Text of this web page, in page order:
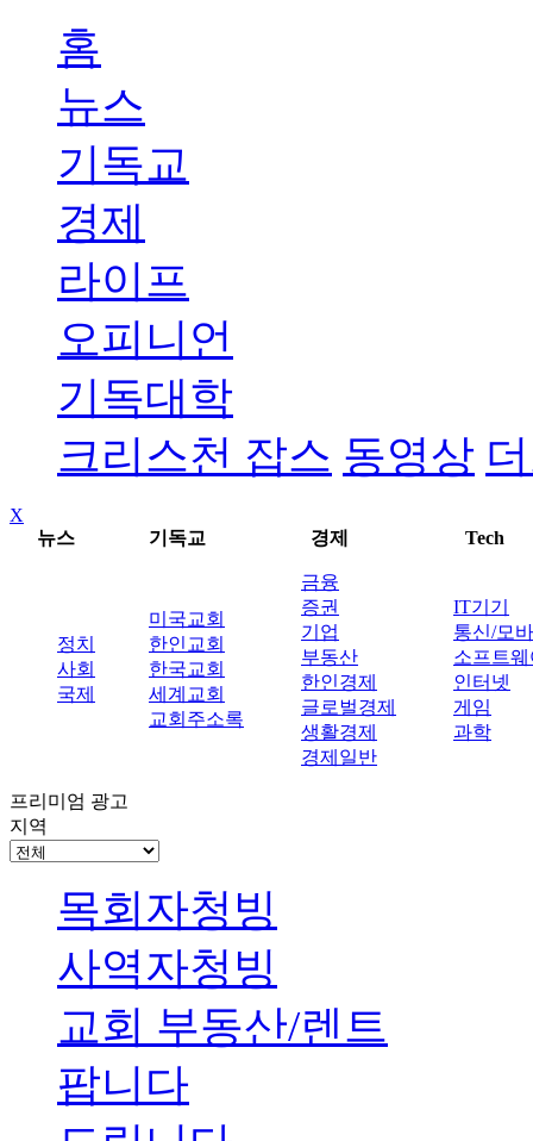
홈
뉴스
기독교
경제
라이프
오피니언
기독대학
크리스천 잡스 동영상
X
뉴스
기독교 경제 Tech
정치
사회
국제
미국교회
한인교회
한국교회
세계교회
교회주소록
금융
증권
기업
부동산
한인경제
글로벌경제
생활경제
경제일반
IT기기
통신/모
소프트웨
인터넷
게임
과학
프리미엄 광고
지역
목회자청빙
사역자청빙
교회 부동산/렌트
팝니다